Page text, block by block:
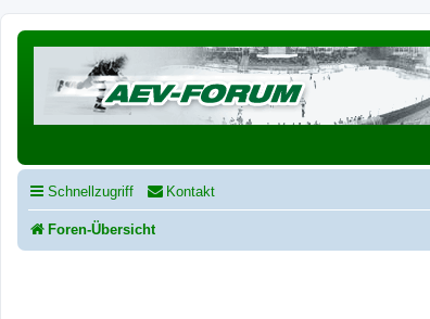
Schnellzugriff Kontakt
Foren-Übersicht